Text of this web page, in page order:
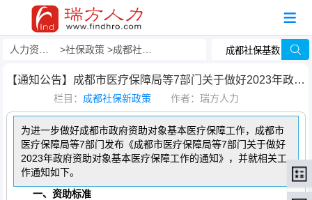
社保政策 成都社保新政策
【通知公告】成都市医疗保障局等7部门关于做好2023年政府资助对象基本医疗保障工作的通知
栏目： 成都社保新政策 作者：瑞方人力
为进一步做好成都市政府资助对象基本医疗保障工作，成都市
医疗保障局等7部门发布《成都市医疗保障局等7部门关于做好
2023年政府资助对象基本医疗保障工作的通知》，并就相关工
作通知如下。
一、资助标准